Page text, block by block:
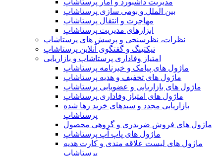
بین الملل و بومی سازی پرستاشاپ
مهاجرت و انتقال پرستاشاپ
ابزارهای مدیریت پرستاشاپ
نظرات، نظرسنجی و پرسش های پرستاشاپ
تیکتینگ و گفتگوی آنلاین پرستاشاپ
امتیاز وفاداری پرستاشاپ و بازاریابی
ماژول های پیامک و خبرنامه پرستاشاپ
ماژول های تخفیف و هدیه پرستاشاپ
ماژول های بازاریابی و عضویابی پرستاشاپ
ماژول های امتیاز وفاداری پرستاشاپ
بازاریابی مجدد و سبدهای خرید رها شده
پرستاشاپ
ماژول های فروش ضربدری و گروهی محصول
ماژول های پاپ آپ پرستاشاپ
ماژول های لیست علاقه مندی و کارت هدیه
پرستاشاپ